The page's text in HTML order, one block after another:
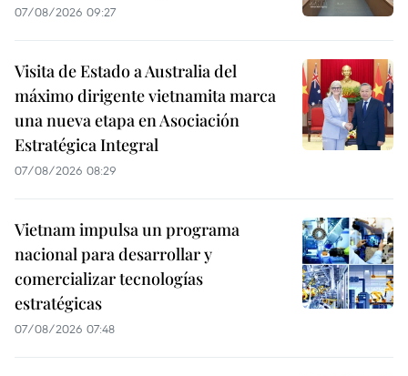
07/08/2026 09:27
Visita de Estado a Australia del
máximo dirigente vietnamita marca
una nueva etapa en Asociación
Estratégica Integral
07/08/2026 08:29
Vietnam impulsa un programa
nacional para desarrollar y
comercializar tecnologías
estratégicas
07/08/2026 07:48